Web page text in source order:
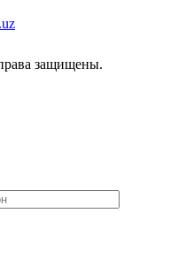
защищены.